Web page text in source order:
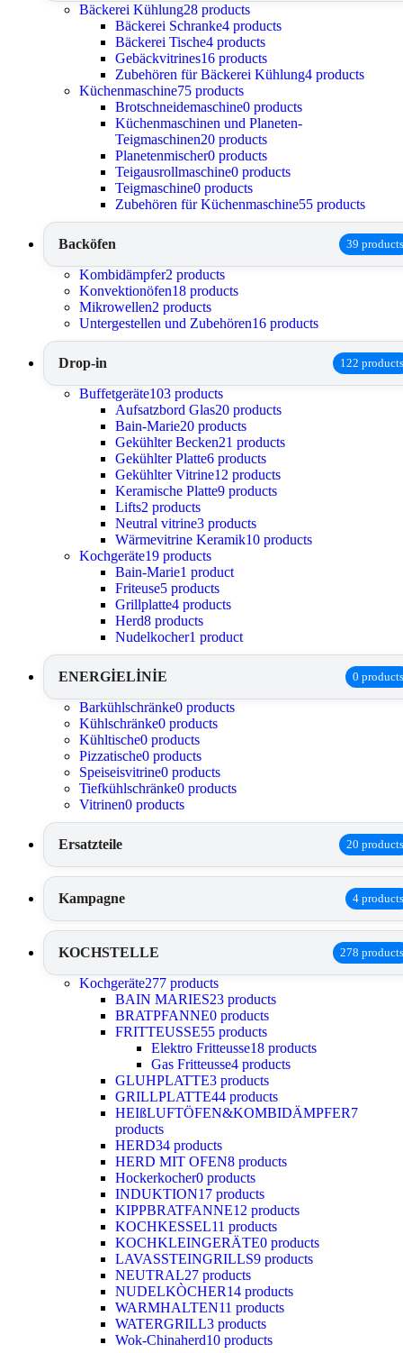
Bäckerei Kühlung28 products
Bäckerei Schranke4 products
Bäckerei Tische4 products
Gebäckvitrines16 products
Zubehören für Bäckerei Kühlung4 products
Küchenmaschine75 products
Brotschneidemaschine0 products
Küchenmaschinen und Planeten-
Teigmaschinen20 products
Planetenmischer0 products
Teigausrollmaschine0 products
Teigmaschine0 products
Zubehören für Küchenmaschine55 products
Backöfen 39 products
Kombidämpfer2 products
Konvektionöfen18 products
Mikrowellen2 products
Untergestellen und Zubehören16 products
Drop-in 122 products
Buffetgeräte103 products
Aufsatzbord Glas20 products
Bain-Marie20 products
Gekühlter Becken21 products
Gekühlter Platte6 products
Gekühlter Vitrine12 products
Keramische Platte9 products
Lifts2 products
Neutral vitrine3 products
Wärmevitrine Keramik10 products
Kochgeräte19 products
Bain-Marie1 product
Friteuse5 products
Grillplatte4 products
Herd8 products
Nudelkocher1 product
ENERGİELİNİE 0 products
Barkühlschränke0 products
Kühlschränke0 products
Kühltische0 products
Pizzatische0 products
Speiseisvitrine0 products
Tiefkühlschränke0 products
Vitrinen0 products
Ersatzteile 20 products
Kampagne 4 products
KOCHSTELLE 278 products
Kochgeräte277 products
BAIN MARIES23 products
BRATPFANNE0 products
FRITTEUSSE55 products
Elektro Fritteusse18 products
Gas Fritteusse4 products
GLUHPLATTE3 products
GRILLPLATTE44 products
HEIßLUFTÖFEN&KOMBIDÄMPFER7
products
HERD34 products
HERD MIT OFEN8 products
Hockerkocher0 products
INDUKTION17 products
KIPPBRATFANNE12 products
KOCHKESSEL11 products
KOCHKLEINGERÄTE0 products
LAVASSTEINGRILLS9 products
NEUTRAL27 products
NUDELKÒCHER14 products
WARMHALTEN11 products
WATERGRILL3 products
Wok-Chinaherd10 products